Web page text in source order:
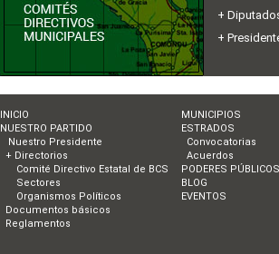
+
+
INICIO
NUESTRO PARTIDO
Nuestro Presidente
+ Directorios
Comité Directivo Estatal de BCS
Sectores
Organismos Políticos
Documentos básicos
Reglamentos
MUNICIPIOS
ESTRADOS
Convocatorias
Acuerdos
PODERES PÚBLICOS
BLOG
EVENTOS